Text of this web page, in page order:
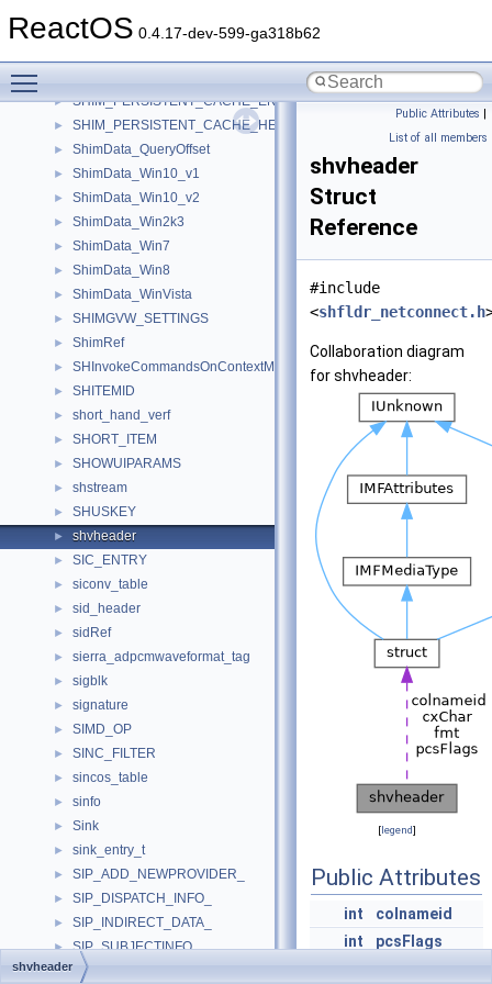
ReactOS 0.4.17-dev-599-ga318b62
► SHFOLDERCUSTOMSETTINGSW
► SHIM_PERSISTENT_CACHE_ENTRY_52
► SHIM_PERSISTENT_CACHE_HEADER_52
► ShimData_QueryOffset
► ShimData_Win10_v1
► ShimData_Win10_v2
► ShimData_Win2k3
► ShimData_Win7
► ShimData_Win8
► ShimData_WinVista
► SHIMGVW_SETTINGS
► ShimRef
► SHInvokeCommandsOnContextMenuTest
► SHITEMID
► short_hand_verf
► SHORT_ITEM
► SHOWUIPARAMS
► shstream
► SHUSKEY
► shvheader
► SIC_ENTRY
► siconv_table
► sid_header
► sidRef
► sierra_adpcmwaveformat_tag
► sigblk
► signature
► SIMD_OP
► SINC_FILTER
► sincos_table
► sinfo
► Sink
► sink_entry_t
► SIP_ADD_NEWPROVIDER_
► SIP_DISPATCH_INFO_
► SIP_INDIRECT_DATA_
► SIP_SUBJECTINFO_
► SIZE16
Public Attributes |
List of all members
shvheader
Struct
Reference
#include
<shfldr_netconnect.h
Collaboration diagram
for shvheader:
[legend]
Public Attributes
int
colnameid
int
pcsFlags
shvheader